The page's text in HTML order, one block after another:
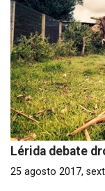
Lérida debate
25 agosto 2017,